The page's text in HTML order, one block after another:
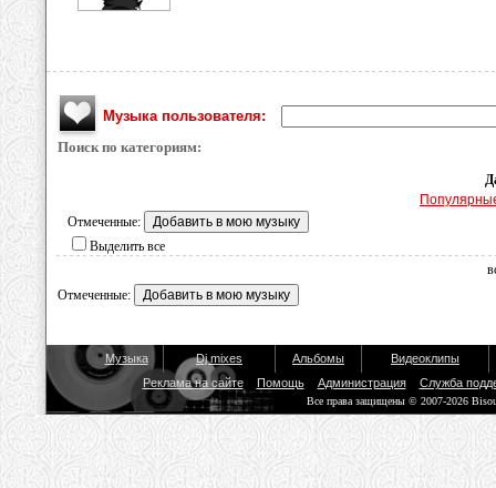
Музыка пользователя:
Поиск по категориям:
Отмеченные:
Выделить все
Отмеченные:
Музыка Dj mixes Альбомы
Видеоклипы
Реклама на сайте
Помощь Администрация Служба
Все права защищены © 2007-2026